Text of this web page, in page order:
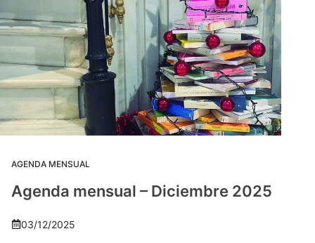
AGENDA MENSUAL
Agenda mensual – Diciembre 2025
03/12/2025